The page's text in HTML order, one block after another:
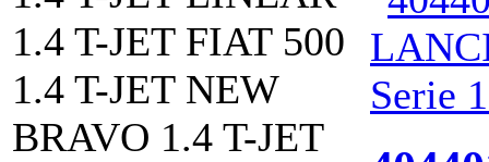
1.4 T-JET FIAT 500
1.4 T-JET NEW
BRAVO 1.4 T-JET